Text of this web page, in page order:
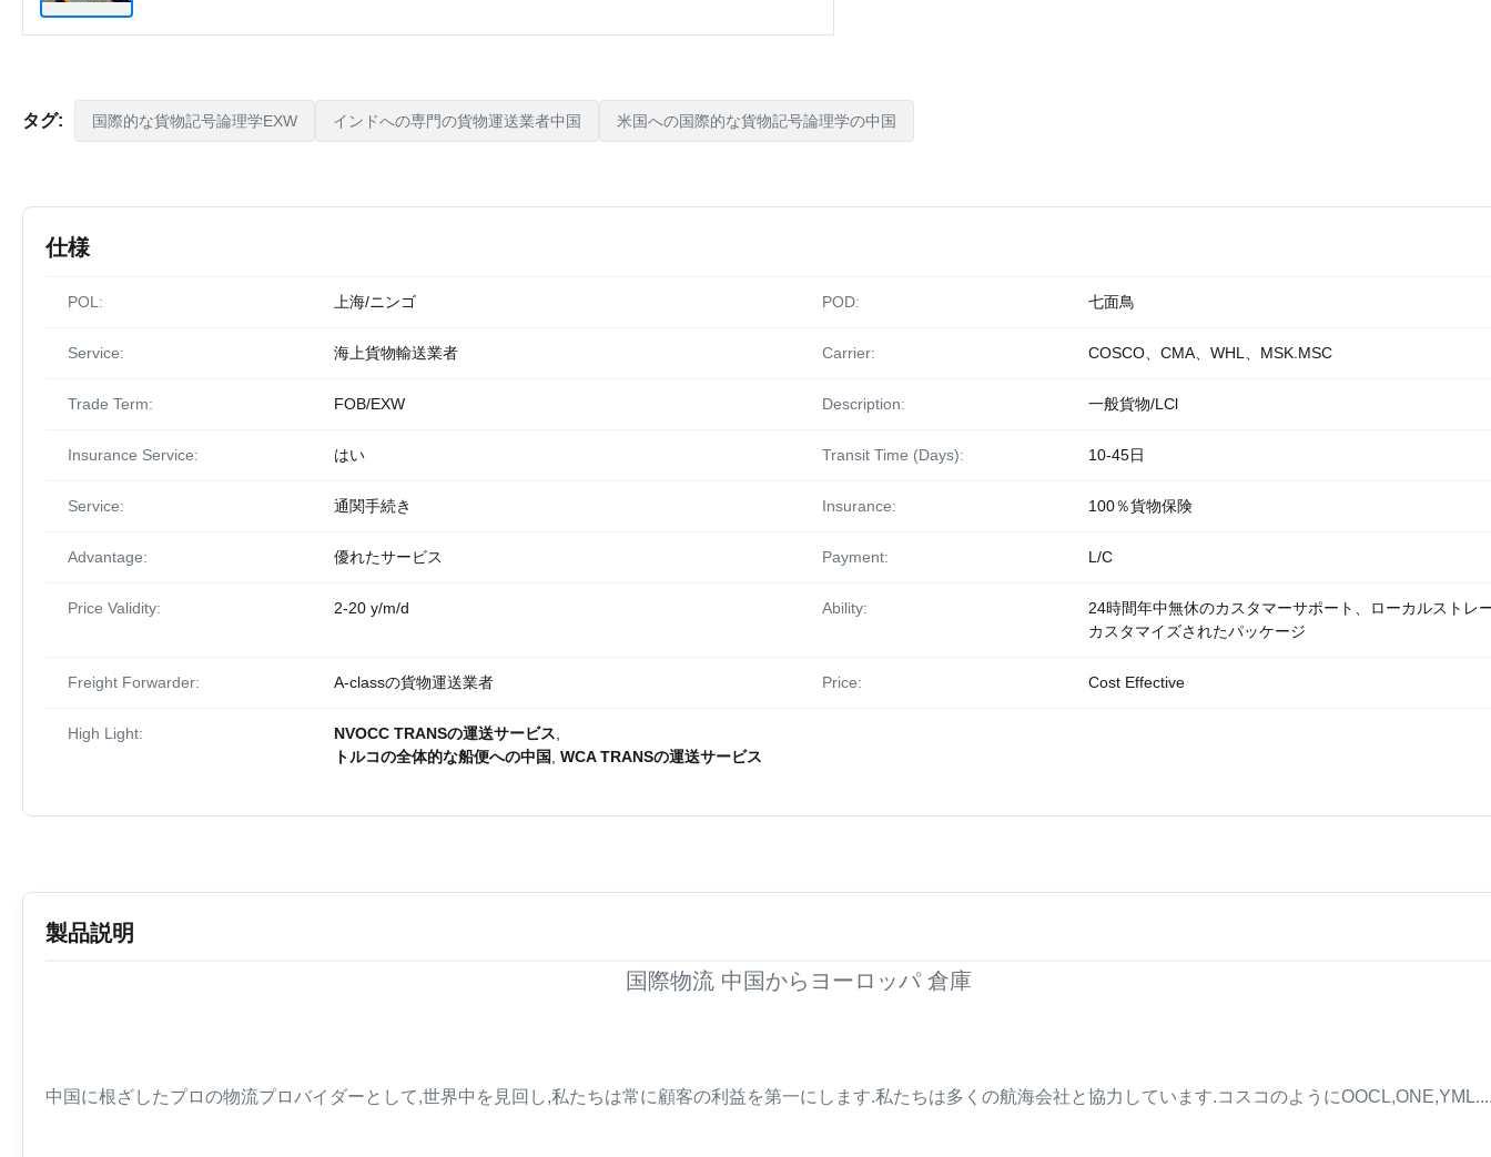
タグ: 国際的な貨物記号論理学EXW インドへの専門の貨物運送業者中国 米国への国際的な貨物記号論理学の中国
仕様
POL: 上海/ニンゴ POD: 七面鳥
Service: 海上貨物輸送業者 Carrier: COSCO、CMA、WHL、MSK.MSC
Trade Term: FOB/EXW Description: 一般貨物/LCl
Insurance Service: はい Transit Time (Days): 10-45日
Service: 通関手続き Insurance: 100％貨物保険
Advantage: 優れたサービス Payment: L/C
Price Validity: 2-20 y/m/d Ability:
24時間年中無休のカスタマーサポート、ローカルストレ
カスタマイズされたパッケージ
Freight Forwarder: A-classの貨物運送業者 Price: Cost Effective
High Light: NVOCC TRANSの運送サービス
トルコの全体的な船便への中国
WCA TRANSの運送サービス
製品説明
国際物流 中国からヨーロッパ 倉庫
中国に根ざしたプロの物流プロバイダーとして,世界中を見回し,私たちは常に顧客の利益を第一にします.私たちは多くの航海会社と協力しています.コスコのように